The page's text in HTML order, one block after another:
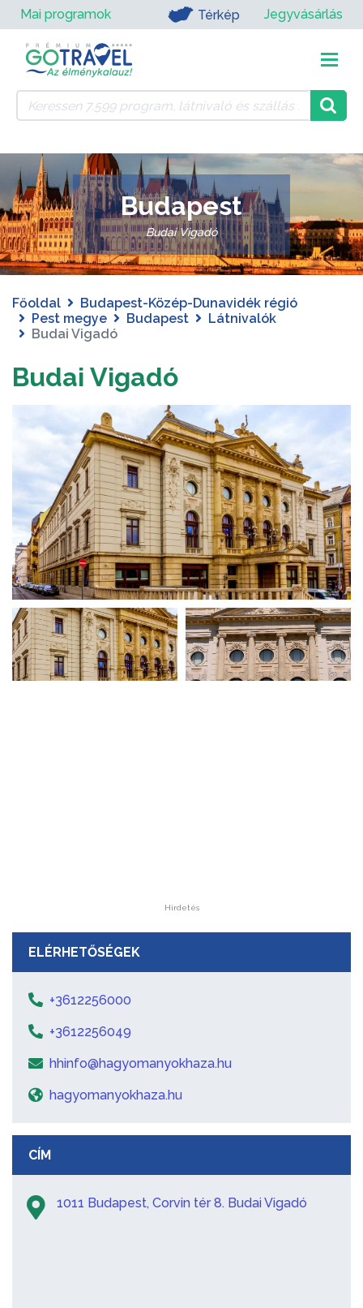
Mai programok Térkép Jegyvásárlás
Budapest
Budai Vigadó
Főoldal
Budapest-Közép-Dunavidék régió
Pest megye
Budapest
Látnivalók
Budai Vigadó
Budai Vigadó
Hirdetés
ELÉRHETŐSÉGEK
+3612256000
+3612256049
hhinfo@hagyomanyokhaza.hu
hagyomanyokhaza.hu
CÍM
1011 Budapest, Corvin tér 8. Budai Vigadó